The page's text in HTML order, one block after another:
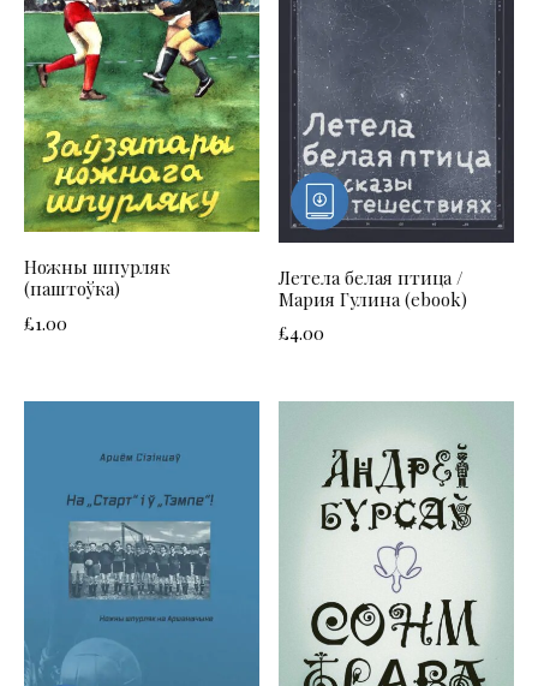
Ножны шпурляк
(паштоўка)
£1.00
Летела белая птица /
Мария Гулина (ebook)
£4.00